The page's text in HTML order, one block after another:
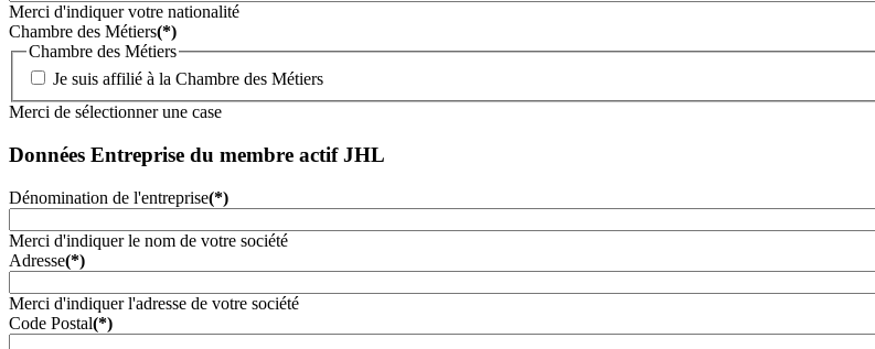
Merci d'indiquer votre nationalité
Chambre des Métiers(*)
Chambre des Métiers
Je suis affilié à la Chambre des Métiers
Merci de sélectionner une case
Données Entreprise du membre actif JHL
Dénomination de l'entreprise(*)
Merci d'indiquer le nom de votre société
Adresse(*)
Merci d'indiquer l'adresse de votre société
Code Postal(*)